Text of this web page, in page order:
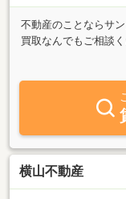
不動産のことならサ
買取なんでもご相談
構えています。地域
横山不動産